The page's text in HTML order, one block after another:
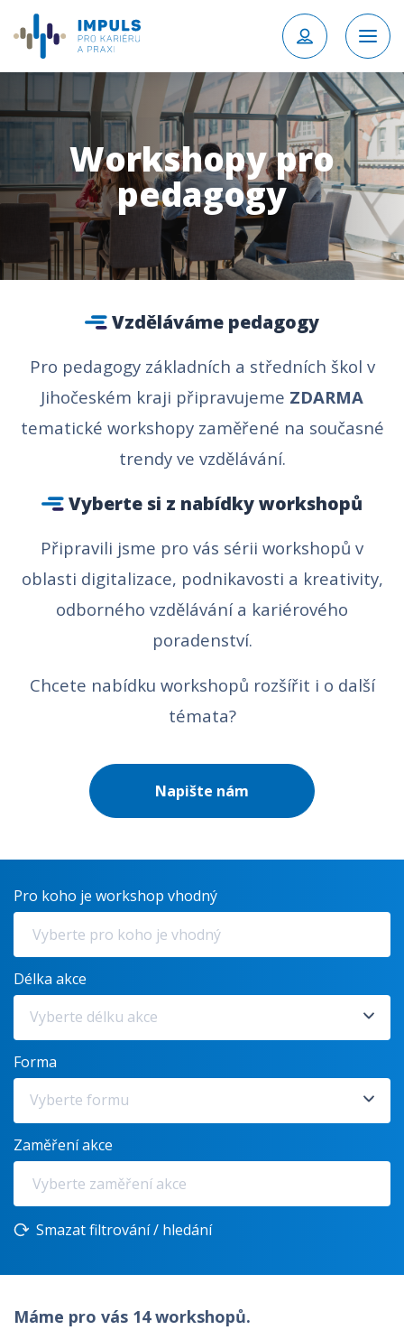
Workshopy pro
pedagogy
Vzděláváme pedagogy
Pro pedagogy základních a středních škol v
Jihočeském kraji připravujeme ZDARMA
tematické workshopy zaměřené na současné
trendy ve vzdělávání.
Vyberte si z nabídky workshopů
Připravili jsme pro vás sérii workshopů v
oblasti digitalizace, podnikavosti a kreativity,
odborného vzdělávání a kariérového
poradenství.
Chcete nabídku workshopů rozšířit i o další
témata?
Napište nám
Pro koho je workshop vhodný
Délka akce
Vyberte délku akce
Forma
Vyberte formu
Zaměření akce
Smazat filtrování / hledání
Máme pro vás 14 workshopů.